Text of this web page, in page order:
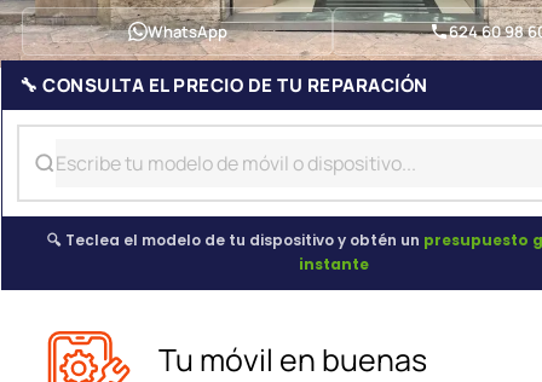
WhatsApp 624 60 98
🔧 CONSULTA EL PRECIO DE TU REPARACIÓN
🔍 Teclea el modelo de tu dispositivo y obtén un presupuesto
instante
Tu móvil en buenas